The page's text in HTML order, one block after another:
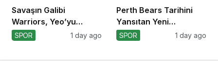
Savaşın Galibi
Warriors, Yeo’yu
Kaybetti!
SPOR 1 day ago
Perth Bears Tarihini
Yansıtan Yeni
Formasını Tanıttı
SPOR 1 day ago